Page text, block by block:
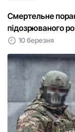
Смертельне
підозрюваного
10 березня